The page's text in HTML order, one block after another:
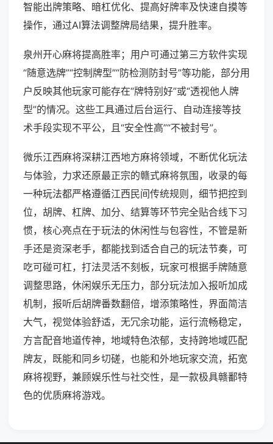
智能出牌策略、暗杠优化、提高好牌率及快速自摸等
操作，通过AI算法调整牌局结果，提升胜率。
泉州开心麻将提高胜率；用户可通过第三方软件实现
“随意选牌”“控制牌型”“防检测防封号”等功能，部分用
户反映其他玩家可能存在“牌特别好”或“透视他人牌
型”的情况。这些工具通过后台运行、自动连接等技
术手段实现不平公，且“安全性高”“不被封号”。
微乐江西麻将深耕江西地方麻将领域，不断优化玩法
与体验，力求还原最正宗的赣式麻将氛围，收录的每
一种玩法都严格遵循江西民间传统规则，细节把控到
位，胡牌、杠牌、加分、结算等环节完全贴合线下习
惯，核心亮点在于玩法的休闲性与包容性，不管是新
手还是资深老手，都能找到适合自己的玩法节奏，可
吃可碰可杠，打法灵活不刻板，玩家可根据手牌随意
调整思路，休闲娱乐无压力，部分玩法加入报听加成
机制，报听后胡牌番数翻倍，增添策略性，界面简洁
大气，视觉体验舒适，无冗余功能，运行流畅稳定，
方言配音地道传神，地域特色浓郁，支持跨地域匹配
牌友，既能和同乡切磋，也能和外地玩家交流，拓宽
麻将视野，兼顾娱乐性与社交性，是一款极具赣鄱特
色的优质麻将游戏。